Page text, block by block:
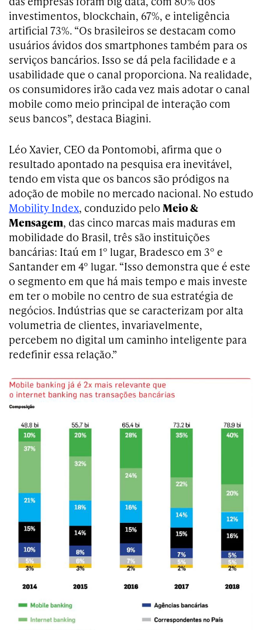
investimentos, blockchain, 67%, e inteligência
artificial 73%. “Os brasileiros se destacam como
usuários ávidos dos smartphones também para os
serviços bancários. Isso se dá pela facilidade e a
usabilidade que o canal proporciona. Na realidade,
os consumidores irão cada vez mais adotar o canal
mobile como meio principal de interação com
seus bancos”, destaca Biagini.
Léo Xavier, CEO da Pontomobi, afirma que o
resultado apontado na pesquisa era inevitável,
tendo em vista que os bancos são pródigos na
adoção de mobile no mercado nacional. No estudo
Mobility Index, conduzido pelo Meio &
Mensagem, das cinco marcas mais maduras em
mobilidade do Brasil, três são instituições
bancárias: Itaú em 1° lugar, Bradesco em 3° e
Santander em 4° lugar. “Isso demonstra que é este
o segmento em que há mais tempo e mais investe
em ter o mobile no centro de sua estratégia de
negócios. Indústrias que se caracterizam por alta
volumetria de clientes, invariavelmente,
percebem no digital um caminho inteligente para
redefinir essa relação.”